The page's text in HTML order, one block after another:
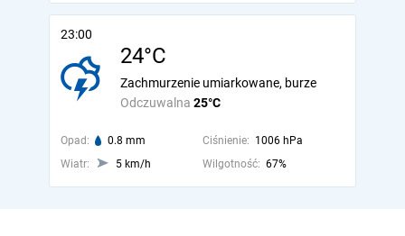
23:00
24°C
Odczuwalna 25°C
Zachmurzenie umiarkowane, burze
Opad: 0.8 mm Ciśnienie: 1006 hPa
Wiatr:
5 km/h Wilgotność: 67%